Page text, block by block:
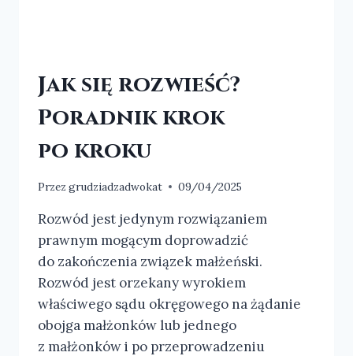
Jak się rozwieść?
Poradnik krok
po kroku
Przez grudziadzadwokat 09/04/2025
Rozwód jest jedynym rozwiązaniem
prawnym mogącym doprowadzić
do zakończenia związek małżeński.
Rozwód jest orzekany wyrokiem
właściwego sądu okręgowego na żądanie
obojga małżonków lub jednego
z małżonków i po przeprowadzeniu